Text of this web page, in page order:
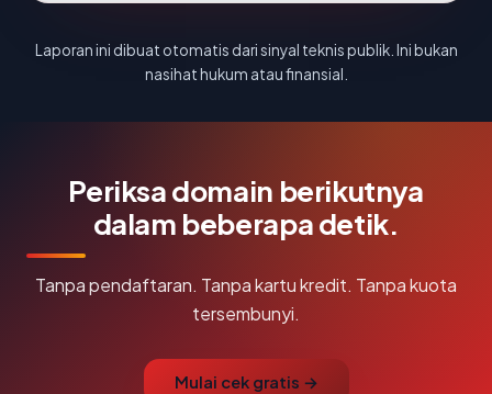
Laporan ini dibuat otomatis dari sinyal teknis publik. Ini bukan
nasihat hukum atau finansial.
Periksa domain berikutnya
dalam beberapa detik.
Tanpa pendaftaran. Tanpa kartu kredit. Tanpa kuota
tersembunyi.
Mulai cek gratis →